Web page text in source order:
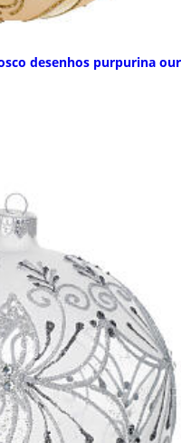
desenhos purpurina